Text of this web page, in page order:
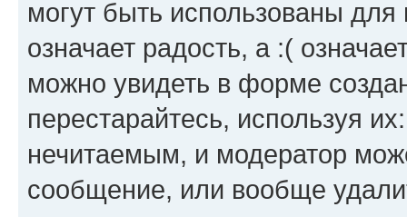
могут быть использованы
означает радость, а :(
можно увидеть в форме
перестарайтесь, используя
нечитаемым, и модератор
сообщение, или вообще